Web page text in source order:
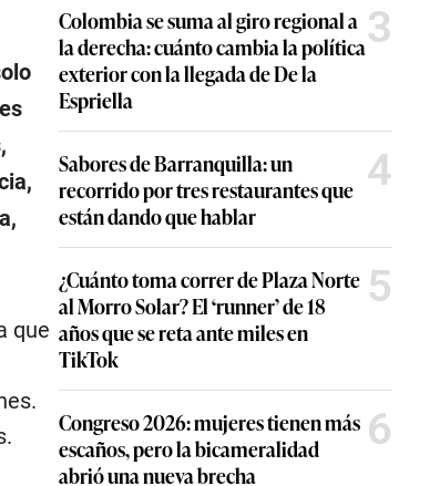
que
Colombia se suma al giro regional a
la derecha: cuánto cambia la política
exterior con la llegada de De la
Espriella
3
Sabores de Barranquilla: un
recorrido por tres restaurantes que
están dando que hablar
4
¿Cuánto toma correr de Plaza Norte
al Morro Solar? El ‘runner’ de 18
años que se reta ante miles en
TikTok
5
Congreso 2026: mujeres tienen más
escaños, pero la bicameralidad
abrió una nueva brecha
6